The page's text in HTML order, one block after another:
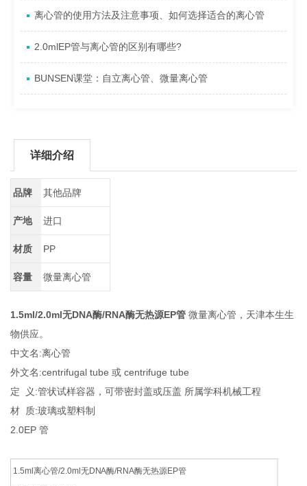
离心管的使用方法及注意事项、如何选择适合的离心管
2.0mlEP管与离心管的区别有哪些?
BUNSEN课堂：自立离心管、微量离心管
详细介绍
品牌 其他品牌
产地 进口
材质 PP
容量 微量离心管
1.5ml/2.0ml无DNA酶/RNA酶无热源EP管 微量离心管，天津本生生
物供应。
中文名:离心管
外文名:centrifugal tube 或 centrifuge tube
定 义:管状试样容器，可带密封盖或压盖 所属学科机械工程
材 质:玻璃或塑料制
2.0EP 管
1.5ml离心管/2.0ml无DNA酶/RNA酶无热源EP管